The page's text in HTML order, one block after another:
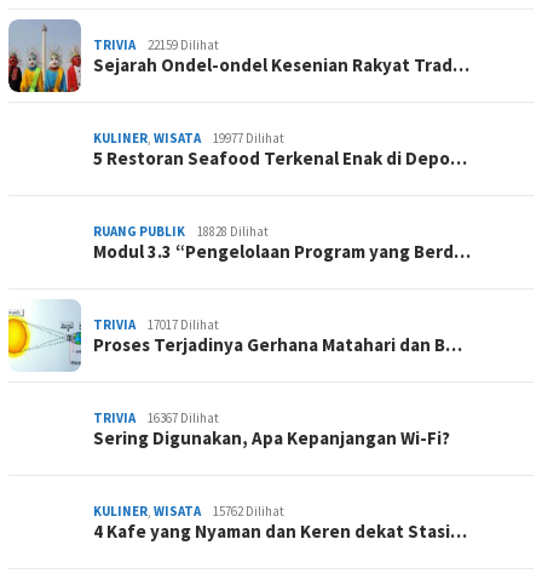
TRIVIA 22159 Dilihat
Sejarah Ondel-ondel Kesenian Rakyat Trad…
KULINER, WISATA 19977 Dilihat
5 Restoran Seafood Terkenal Enak di Depo…
RUANG PUBLIK 18828 Dilihat
Modul 3.3 “Pengelolaan Program yang Berd…
TRIVIA 17017 Dilihat
Proses Terjadinya Gerhana Matahari dan B…
TRIVIA 16367 Dilihat
Sering Digunakan, Apa Kepanjangan Wi-Fi?
KULINER, WISATA 15762 Dilihat
4 Kafe yang Nyaman dan Keren dekat Stasi…